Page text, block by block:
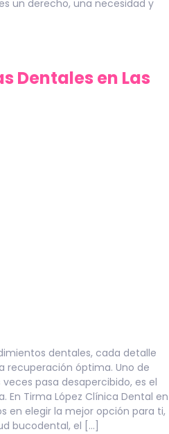
un derecho, una necesidad y
Dentales en Las
dentales, cada detalle
recuperación óptima. Uno de
pasa desapercibido, es el
En Tirma López Clínica Dental en
en elegir la mejor opción para ti,
bucodental, el […]